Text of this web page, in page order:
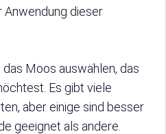
Anwendung dieser
Moos auswählen, das
Es gibt viele
aber einige sind besser
geeignet als andere.